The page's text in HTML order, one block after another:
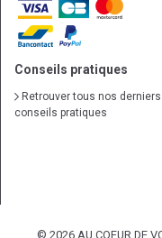
Conseils pratiques
Retrouver tous nos derniers
conseils pratiques
© 2026 AU COEUR DE